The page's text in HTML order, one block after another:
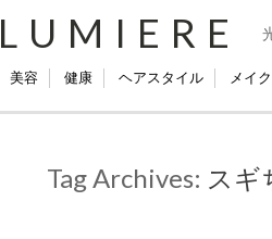
LUMIERE
美容 健康 ヘアスタイル メイ
Tag Archives: スギ